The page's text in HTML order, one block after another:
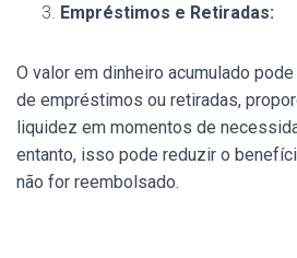
Empréstimos e Retiradas:
O valor em dinheiro acumulado
de empréstimos ou retiradas,
liquidez em momentos de
entanto, isso pode reduzir o
não for reembolsado.